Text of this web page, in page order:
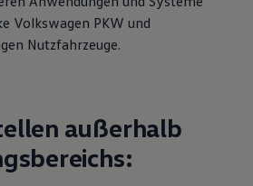
Volkswagen PKW und
Nutzfahrzeuge.
außerhalb